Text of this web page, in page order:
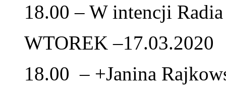
18.00 – W intencji
WTOREK –17.03.2020
18.00 – +Janina